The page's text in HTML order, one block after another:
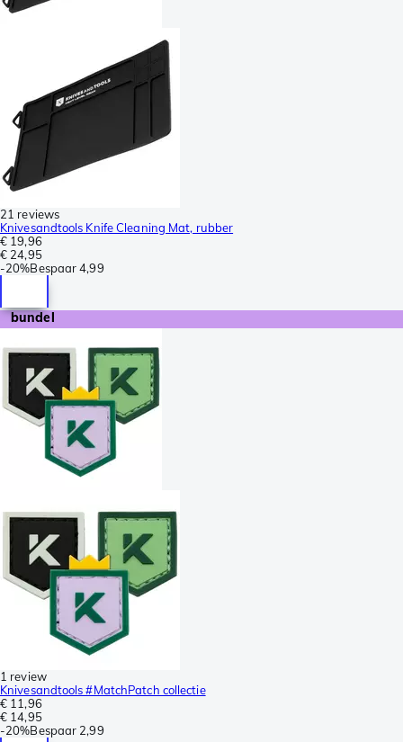
21 reviews
Knivesandtools Knife Cleaning Mat, rubber
€ 19,96
€ 24,95
-20%Bespaar 4,99
bundel
1 review
Knivesandtools #MatchPatch collectie
€ 11,96
€ 14,95
-20%Bespaar 2,99